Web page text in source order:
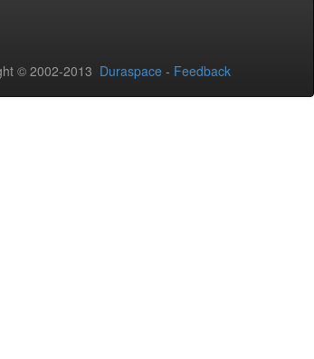
© 2002-2013 Duraspace - Feedback